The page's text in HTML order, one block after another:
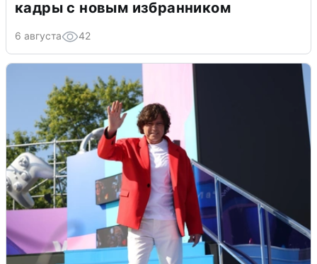
кадры с новым избранником
6 августа 42